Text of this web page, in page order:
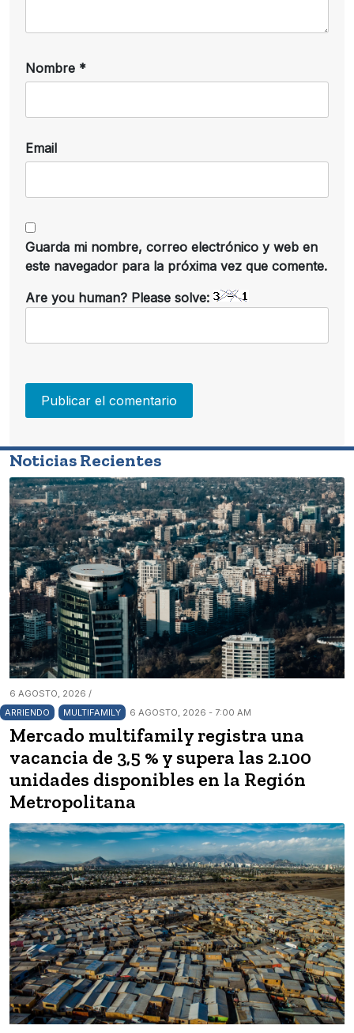
Nombre *
Email
Guarda mi nombre, correo electrónico y web en
este navegador para la próxima vez que comente.
Are you human? Please solve:
Noticias Recientes
6 AGOSTO, 2026 /
ARRIENDO
MULTIFAMILY 6 AGOSTO, 2026 - 7:00 AM
Mercado multifamily registra una
vacancia de 3,5 % y supera las 2.100
unidades disponibles en la Región
Metropolitana